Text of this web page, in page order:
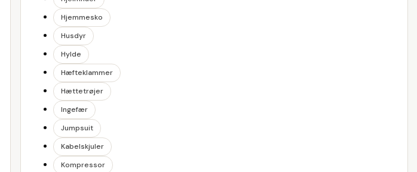
Hjemmesko
Husdyr
Hylde
Hæfteklammer
Hættetrøjer
Ingefær
Jumpsuit
Kabelskjuler
Kompressor